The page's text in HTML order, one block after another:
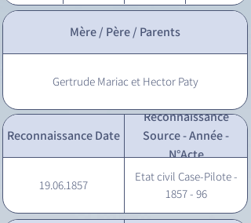
Mère / Père / Parents
Gertrude Mariac et Hector Paty
Reconnaissance Date
Reconnaissance
Source - Année -
N°Acte
19.06.1857
Etat civil Case-Pilote -
1857 - 96